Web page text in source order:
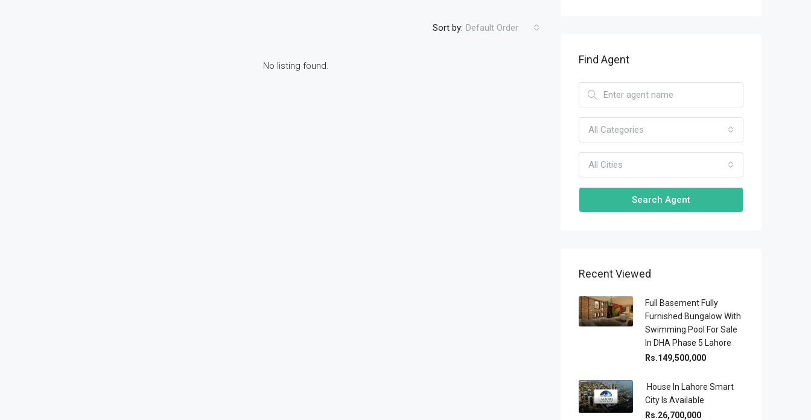
Sort by: Default Order
No listing found. Find Agent
All Categories
All Cities
Search Agent
Recent Viewed
Full Basement Fully
Furnished Bungalow With
Swimming Pool For Sale
In DHA Phase 5 Lahore
Rs.149,500,000
House In Lahore Smart
City Is Available
Rs.26,700,000